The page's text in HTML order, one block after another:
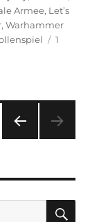
Armee, Let’s
,Warhammer
1
SEIT
E